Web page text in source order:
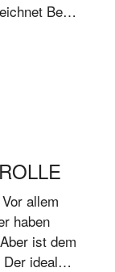
allem
haben
ist dem